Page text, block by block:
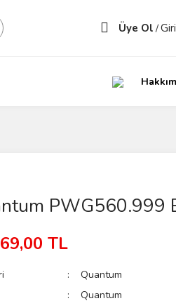
Üye Ol /
PWG560.999
TL
Quantum
Quantum